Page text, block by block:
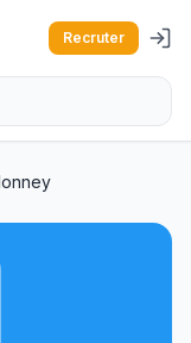
Recruter